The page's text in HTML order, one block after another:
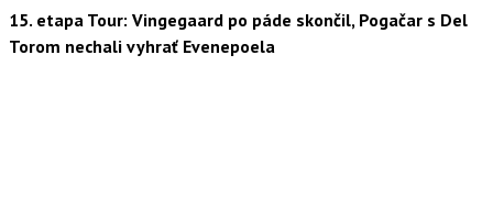
15. etapa Tour: Vingegaard po páde skončil, Pogačar s Del
Torom nechali vyhrať Evenepoela